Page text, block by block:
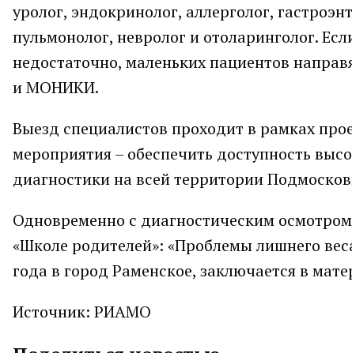
уролог, эндокринолог, аллерголог,
пульмонолог, невролог и отоларинголог.
недостаточно, маленьких пациентов
и МОНИКИ.
Выезд специалистов проходит в рамках
мероприятия – обеспечить доступность
диагностики на всей территории
Одновременно с диагностическим
«Школе родителей»: «Проблемы лишнего
года в город Раменское, заключается в
Источник: РИАМО